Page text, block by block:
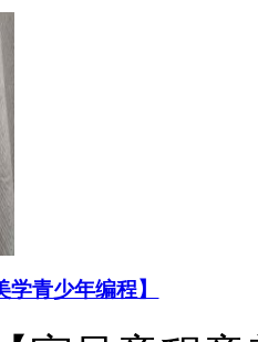
学青少年编程】
宜昌童程
少儿编程
乐高创意